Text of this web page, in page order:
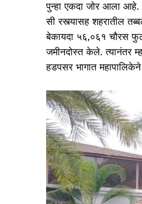
पुन्हा एकदा जोर आला आहे.
सी रस्त्यासह शहरातील
बेकायदा ५६,०६१ चौरस
जमीनदोस्त केले. त्यानंतर
हडपसर भागात